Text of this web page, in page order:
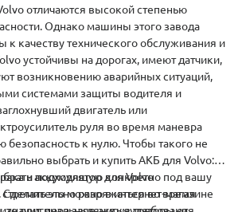
отличаются высокой степенью
Однако машины этого завода
к качеству технического обслуживания и
устойчивы на дорогах, имеют датчики,
возникновению аварийных ситуаций,
системами защиты водителя и
двигатель или
руля во время маневра
безопасность к нулю. Чтобы такого не
выбрать и купить АКБ для Volvo:
и подходящую конкретно под вашу
это можно в интернет-магазине
аккумулятор для Volvo
стремительно разряжаться во время